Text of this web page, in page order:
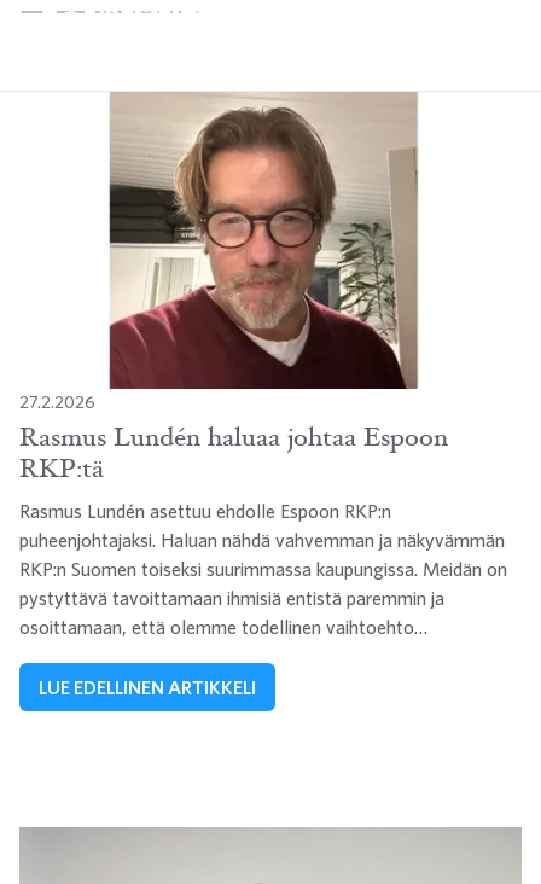
27.2.2026
Rasmus Lundén haluaa johtaa Espoon
RKP:tä
Rasmus Lundén asettuu ehdolle Espoon RKP:n
puheenjohtajaksi. Haluan nähdä vahvemman ja näkyvämmän
RKP:n Suomen toiseksi suurimmassa kaupungissa. Meidän on
pystyttävä tavoittamaan ihmisiä entistä paremmin ja
osoittamaan, että olemme todellinen vaihtoehto…
LUE EDELLINEN ARTIKKELI